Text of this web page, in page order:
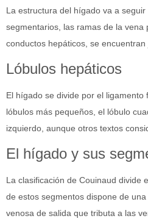
La estructura del hígado va a
segmentarios, las ramas de la
conductos hepáticos, se encuentran
Lóbulos hepáticos
El hígado se divide por el
lóbulos más pequeños, el lóbulo
izquierdo, aunque otros textos
El hígado y sus
La clasificación de Couinaud divide
de estos segmentos dispone de
venosa de salida que tributa a las